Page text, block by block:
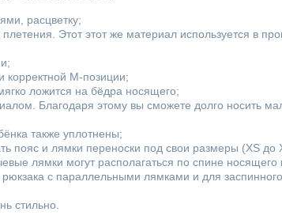
расцветку;
Этот этот же материал используется в
корректной М-позиции;
ложится на бёдра носящего;
Благодаря этому вы сможете долго носить
также уплотнены;
пояс и лямки переноски под свои размеры (XS до
лямки могут располагаться по спине носящего
с параллельными лямками и для
стильно.